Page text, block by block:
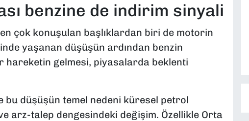
benzine de indirim sinyali
çok konuşulan başlıklardan biri de motorin
yaşanan düşüşün ardından benzin
hareketin gelmesi, piyasalarda beklenti
bu düşüşün temel nedeni küresel petrol
arz-talep dengesindeki değişim. Özellikle Orta